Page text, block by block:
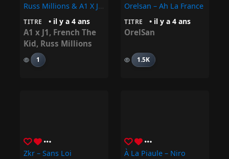
Russ Millions & A1 X J1 & French The Kid – One Of A Kind
TITRE • il y a 4 ans
A1 x J1, French The
Kid, Russ Millions
1
Orelsan – Ah La France
TITRE • il y a 4 ans
OrelSan
1.5K
Zkr – Sans Loi À La Piaule – Niro